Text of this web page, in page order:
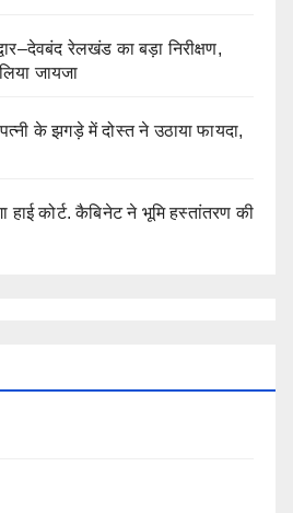
रेलखंड का बड़ा निरीक्षण,
जायजा
के झगड़े में दोस्त ने उठाया फायदा,
हाई कोर्ट. कैबिनेट ने भूमि हस्तांतरण की